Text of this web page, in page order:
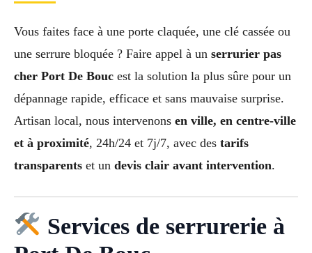
Vous faites face à une porte claquée, une clé cassée ou
une serrure bloquée ? Faire appel à un serrurier pas
cher Port De Bouc est la solution la plus sûre pour un
dépannage rapide, efficace et sans mauvaise surprise.
Artisan local, nous intervenons en ville, en centre-ville
et à proximité, 24h/24 et 7j/7, avec des tarifs
transparents et un devis clair avant intervention.
Services de serrurerie à